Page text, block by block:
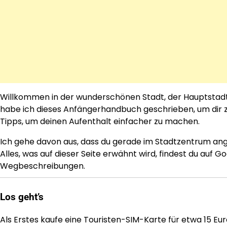
Willkommen in der wunderschönen Stadt, der
habe ich dieses Anfängerhandbuch geschrieben, um dir
Tipps, um deinen Aufenthalt einfacher zu machen.
Ich gehe davon aus, dass du gerade im Stadtzentrum
Alles, was auf dieser Seite erwähnt wird, findest du auf
Wegbeschreibungen.
Los geht’s
Als Erstes kaufe eine Touristen-SIM-Karte für etwa 15